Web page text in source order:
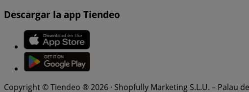
Descargar la app Tiendeo
Copyright © Tiendeo ® 2026 · Shopfully Marketing S.L.U. – Palau